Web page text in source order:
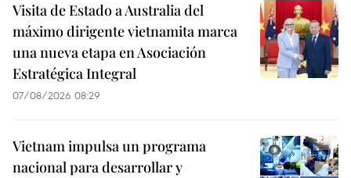
Visita de Estado a Australia del
máximo dirigente vietnamita marca
una nueva etapa en Asociación
Estratégica Integral
07/08/2026 08:29
Vietnam impulsa un programa
nacional para desarrollar y